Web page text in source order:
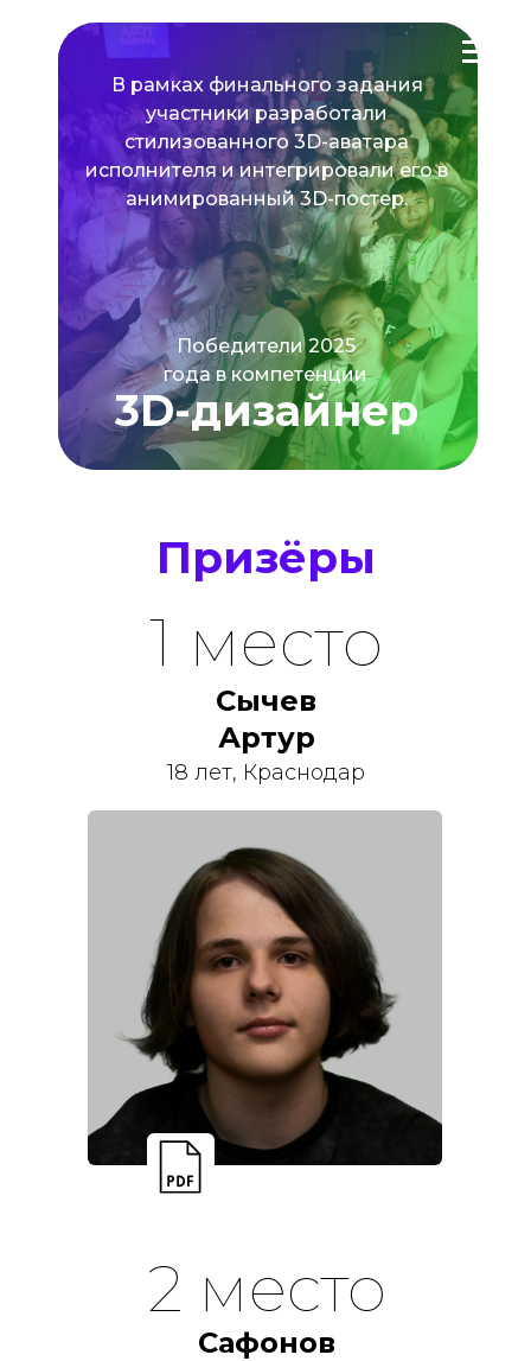
3D-дизайнер
Победители 2025
года в компетенции
В рамках финального задания
участники разработали
стилизованного 3D-аватара
исполнителя и интегрировали его в
анимированный 3D-постер.
Сычев
Артур
18 лет, Краснодар
1 место
Сафонов
2 место
Призёры